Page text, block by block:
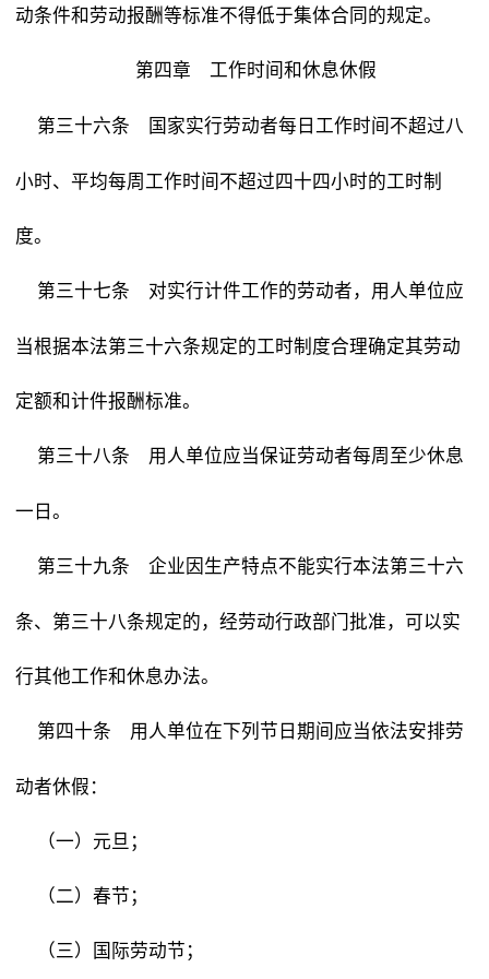
动条件和劳动报酬等标准不得低于集体合同的规定。
第四章 工作时间和休息休假
第三十六条 国家实行劳动者每日工作时间不超过八
小时、平均每周工作时间不超过四十四小时的工时制
度。
第三十七条 对实行计件工作的劳动者，用人单位应
当根据本法第三十六条规定的工时制度合理确定其劳动
定额和计件报酬标准。
第三十八条 用人单位应当保证劳动者每周至少休息
一日。
第三十九条 企业因生产特点不能实行本法第三十六
条、第三十八条规定的，经劳动行政部门批准，可以实
行其他工作和休息办法。
第四十条 用人单位在下列节日期间应当依法安排劳
动者休假：
（一）元旦；
（二）春节；
（三）国际劳动节；